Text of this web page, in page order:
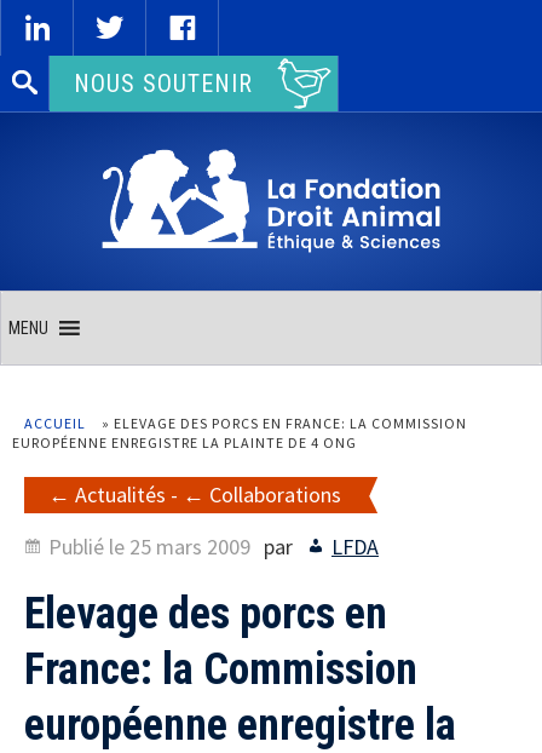
Rechercher :NOUS SOUTENIR
MENU
ACCUEIL » ELEVAGE DES PORCS EN FRANCE: LA COMMISSION
EUROPÉENNE ENREGISTRE LA PLAINTE DE 4 ONG
Actualités -
Collaborations
Publié le 25 mars 2009 par LFDA
Elevage des porcs en
France: la Commission
européenne enregistre la